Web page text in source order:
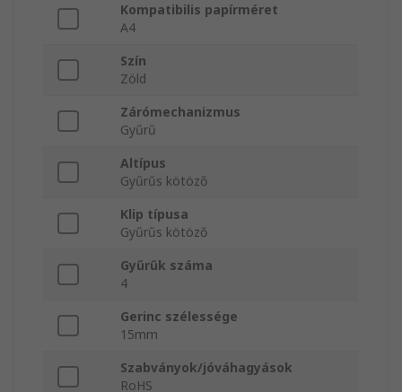
Kompatibilis papírméret
A4
Szín
Zöld
Zárómechanizmus
Gyűrű
Altípus
Gyűrűs kötöző
Klip típusa
Gyűrűs kötöző
Gyűrűk száma
4
Gerinc szélessége
15mm
Szabványok/jóváhagyások
RoHS